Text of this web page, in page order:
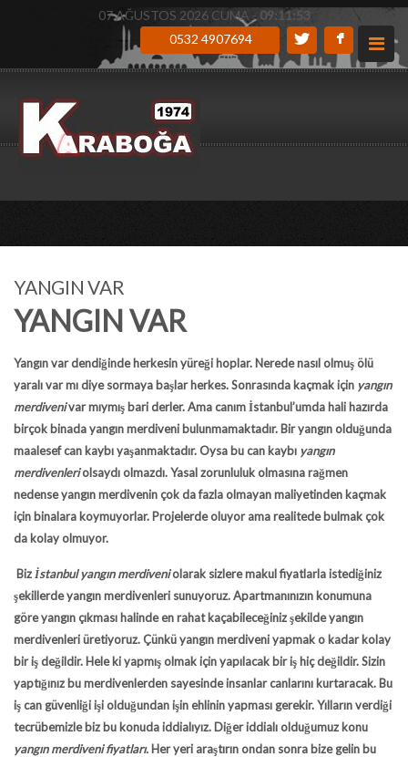
07 AĞUSTOS 2026 CUMA - 09:11:54
0532 4907694
YANGIN VAR
YANGIN VAR
Yangın var dendiğinde herkesin yüreği hoplar. Nerede nasıl olmuş ölü
yaralı var mı diye sormaya başlar herkes. Sonrasında kaçmak için yangın
merdivenivar mıymış bari derler. Ama canım İstanbul’umda hali hazırda
birçok binada yangın merdiveni bulunmamaktadır. Bir yangın olduğunda
maalesef can kaybı yaşanmaktadır. Oysa bu can kaybı yangın
merdivenleriolsaydı olmazdı. Yasal zorunluluk olmasına rağmen
nedense yangın merdivenin çok da fazla olmayan maliyetinden kaçmak
için binalara koymuyorlar. Projelerde oluyor ama realitede bulmak çok
da kolay olmuyor.
Biz İstanbul yangın merdiveniolarak sizlere makul fiyatlarla istediğiniz
şekillerde yangın merdivenleri sunuyoruz. Apartmanınızın konumuna
göre yangın çıkması halinde en rahat kaçabileceğiniz şekilde yangın
merdivenleri üretiyoruz. Çünkü yangın merdiveni yapmak o kadar kolay
bir iş değildir. Hele ki yapmış olmak için yapılacak bir iş hiç değildir. Sizin
yaptığınız bu merdivenlerden sayesinde insanlar canlarını kurtaracak. Bu
iş can güvenliği işi olduğundan işin ehlinin yapması gerekir. Yılların verdiği
tecrübemizle biz bu konuda iddialıyız. Diğer iddialı olduğumuz konu
yangın merdiveni fiyatları. Her yeri araştırın ondan sonra bize gelin bu